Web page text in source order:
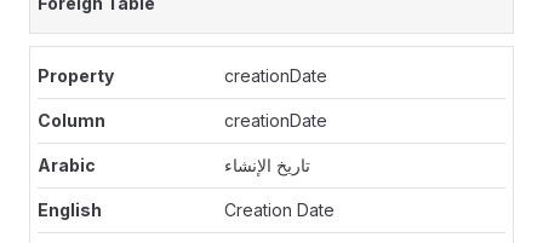
creationDate
creationDate
تاريخ الإنشاء
Creation Date